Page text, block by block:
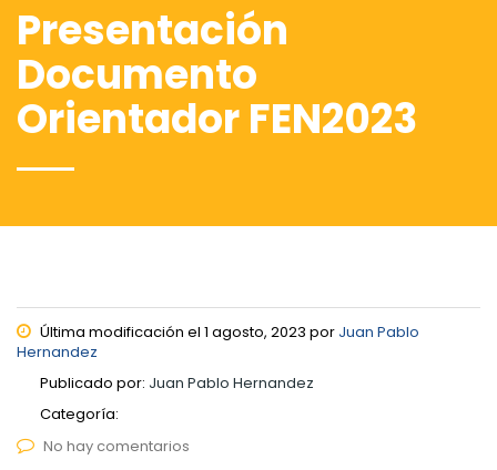
Presentación
Documento
Orientador FEN2023
Última modificación el 1 agosto, 2023 por Juan Pablo
Hernandez
Publicado por: Juan Pablo Hernandez
Categoría:
No hay comentarios